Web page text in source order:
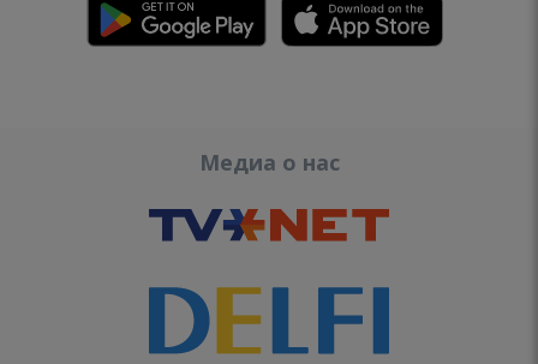
Медиа о нас